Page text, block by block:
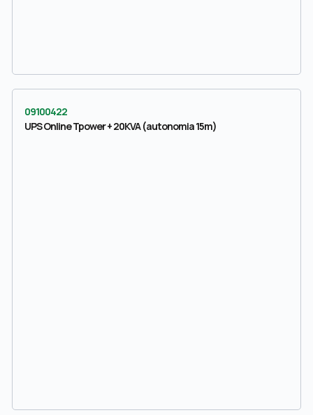
09100422
UPS Online Tpower + 20KVA (autonomia 15m)